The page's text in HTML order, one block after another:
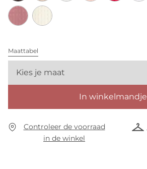
Maattabel
Kies je maat
In winkelmandje
Controleer de voorraad
in de winkel